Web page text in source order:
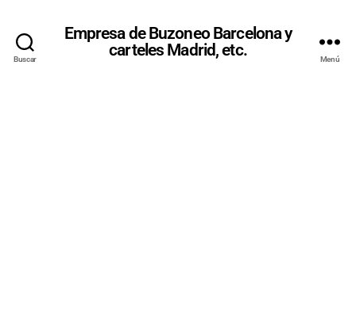
Buscar
Empresa de Buzoneo Barcelona y
carteles Madrid, etc.
Menú